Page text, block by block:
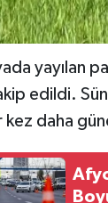
yayılan
edildi.
daha